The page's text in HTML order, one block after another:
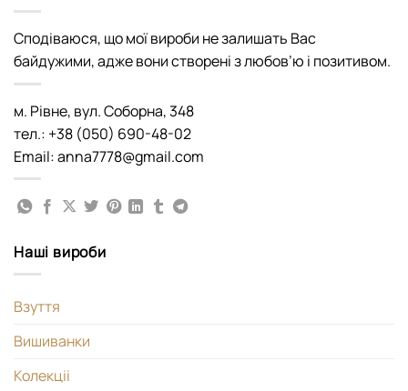
Сподіваюся, що мої вироби не залишать Вас
байдужими, адже вони створені з любов’ю і позитивом.
м. Рівне, вул. Соборна, 348
тел.: +38 (050) 690-48-02
Email: anna7778@gmail.com
Наші вироби
Взуття
Вишиванки
Колекціі